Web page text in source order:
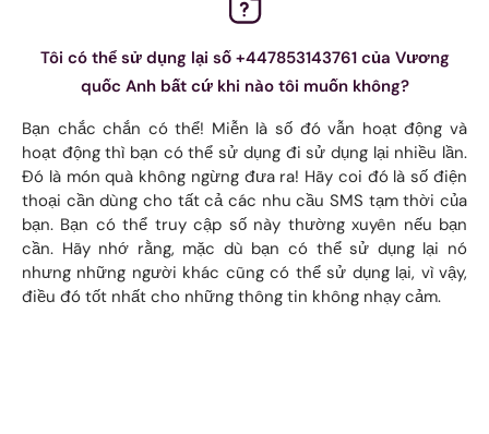
Tôi có thể sử dụng lại số +447853143761 của Vương
quốc Anh bất cứ khi nào tôi muốn không?
Bạn chắc chắn có thể! Miễn là số đó vẫn hoạt động và
hoạt động thì bạn có thể sử dụng đi sử dụng lại nhiều lần.
Đó là món quà không ngừng đưa ra! Hãy coi đó là số điện
thoại cần dùng cho tất cả các nhu cầu SMS tạm thời của
bạn. Bạn có thể truy cập số này thường xuyên nếu bạn
cần. Hãy nhớ rằng, mặc dù bạn có thể sử dụng lại nó
nhưng những người khác cũng có thể sử dụng lại, vì vậy,
điều đó tốt nhất cho những thông tin không nhạy cảm.